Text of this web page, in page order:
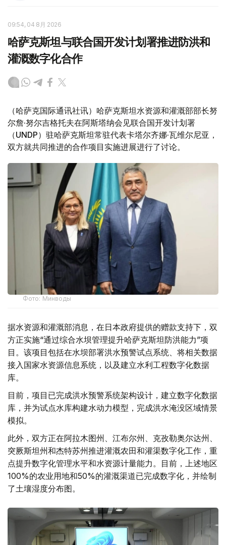
09:54, 04 8月 2026
哈萨克斯坦与联合国开发计划署推进防洪和
灌溉数字化合作
（哈萨克国际通讯社讯）哈萨克斯坦水资源和灌溉部部长努
尔詹·努尔吉格托夫在阿斯塔纳会见联合国开发计划署
（UNDP）驻哈萨克斯坦常驻代表卡塔尔齐娜·瓦维尔尼亚，
双方就共同推进的合作项目实施进展进行了讨论。
Фото: Минводы
据水资源和灌溉部消息，在日本政府提供的赠款支持下，双
方正实施“通过综合水坝管理提升哈萨克斯坦防洪能力”项
目。该项目包括在水坝部署洪水预警试点系统、将相关数据
接入国家水资源信息系统，以及建立水利工程数字化数据
库。
目前，项目已完成洪水预警系统架构设计，建立数字化数据
库，并为试点水库构建水动力模型，完成洪水淹没区域情景
模拟。
此外，双方正在阿拉木图州、江布尔州、克孜勒奥尔达州、
突厥斯坦州和杰特苏州推进灌溉农田和灌渠数字化工作，重
点提升数字化管理水平和水资源计量能力。目前，上述地区
100%的农业用地和50%的灌溉渠道已完成数字化，并绘制
了土壤湿度分布图。